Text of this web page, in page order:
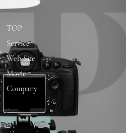
TOP
Service
Web Site
Movie
Company
Instagram